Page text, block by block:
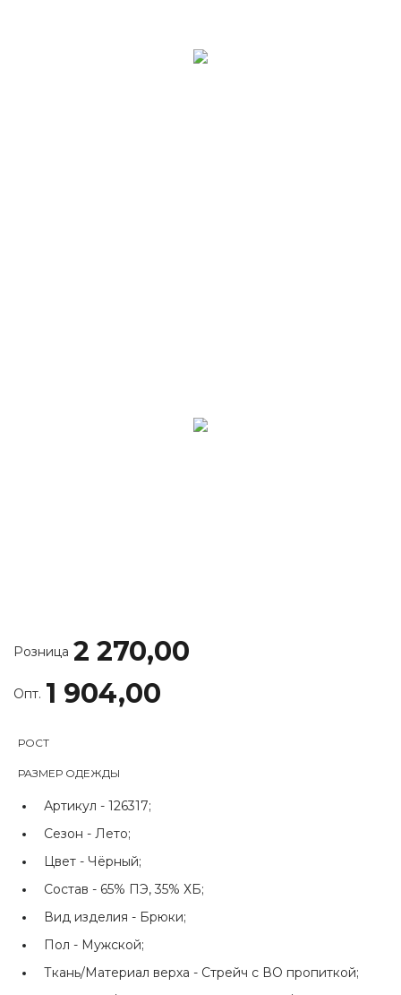
Розница 2 270,00
Опт. 1 904,00
РОСТ
РАЗМЕР ОДЕЖДЫ
Артикул - 126317;
Сезон - Лето;
Цвет - Чёрный;
Состав - 65% ПЭ, 35% ХБ;
Вид изделия - Брюки;
Пол - Мужской;
Ткань/Материал верха - Стрейч с ВО пропиткой;